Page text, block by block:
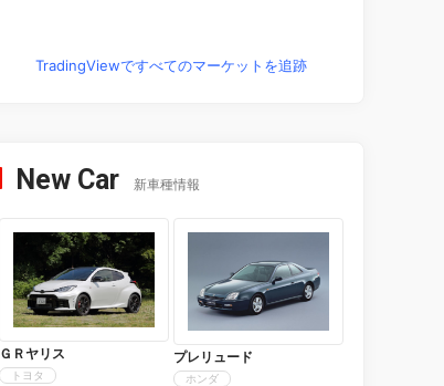
TradingViewですべてのマーケットを追跡
New Car 新車種情報
ＧＲヤリス
トヨタ
プレリュード
ホンダ